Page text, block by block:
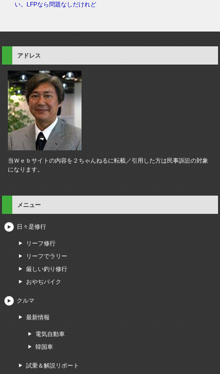
い。LFPなら問題なしだけれど
アドレス
当Ｗｅｂサイトの内容を２ちゃんねるに転載／引用した方は民事訴訟の対象
になります。
メニュー
日々是修行
リーフ修行
リーフでラリー
厳しい釣り修行
おやぢバイク
クルマ
最新情報
電気自動車
韓国車
試乗＆解説リポート